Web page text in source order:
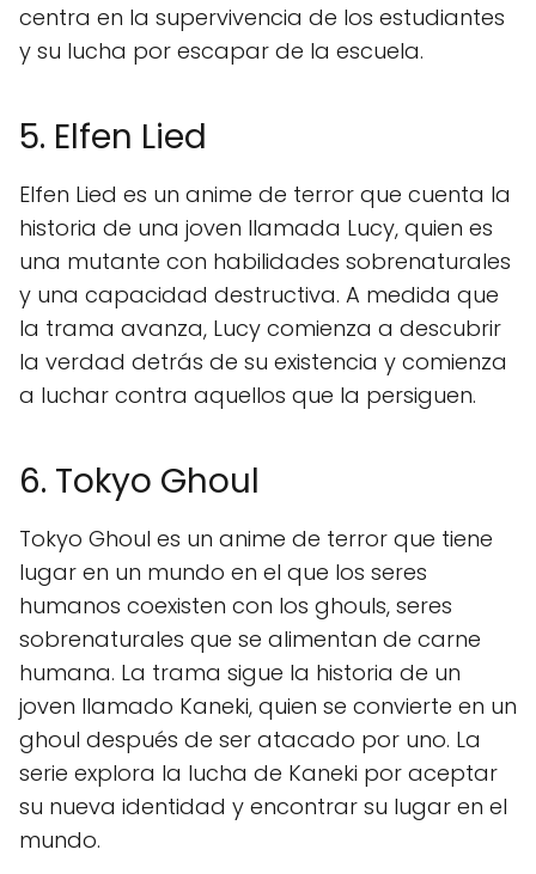
centra en la supervivencia de los estudiantes
y su lucha por escapar de la escuela.
5. Elfen Lied
Elfen Lied es un anime de terror que cuenta la
historia de una joven llamada Lucy, quien es
una mutante con habilidades sobrenaturales
y una capacidad destructiva. A medida que
la trama avanza, Lucy comienza a descubrir
la verdad detrás de su existencia y comienza
a luchar contra aquellos que la persiguen.
6. Tokyo Ghoul
Tokyo Ghoul es un anime de terror que tiene
lugar en un mundo en el que los seres
humanos coexisten con los ghouls, seres
sobrenaturales que se alimentan de carne
humana. La trama sigue la historia de un
joven llamado Kaneki, quien se convierte en un
ghoul después de ser atacado por uno. La
serie explora la lucha de Kaneki por aceptar
su nueva identidad y encontrar su lugar en el
mundo.